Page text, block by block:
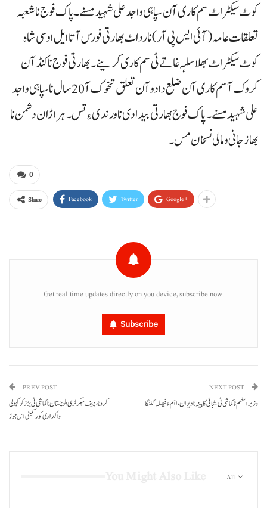
کوٹ سیکٹر اٹ سم کاری آن سپاہی واجد علی شہید مسنے۔ پاک فوج نا شعبہ
تعلقات عامہ(آئی ایس پی آر) نا رداٹ بھارتی فورس آتا ایل او سی شاہ
کوٹ سیکٹر اٹ بھلا سلہہ غاتے ٹی سم کاری کرینے۔ بھارتی فوج نا کنڈآن
کروک آ سم کاری آن ضلع دادو آن تعلق تخوک آ20 سال نا سپاہی واجد
علی شہید مسنے۔ پاک فوج بھارتی بیدادی نا ورندی ءِ تس۔ ہراڑان دشمن نا
بھاز جانی و مالی نسخان مس۔
0
Share Facebook Twitter Google+
Get real time updates directly on you device, subscribe now.
Subscribe
PREV POST
کرونا، چیف سیکرٹری بلوچستان نا کماشی ٹی بڑزکو کہولی
واکداری کور کمیٹی اس جوڑ
NEXT POST
وزیراعظم نا کماشی ٹی بنجائی کابینہ نا دیوان ،اہم ءُ فیصلہ کننگا
All